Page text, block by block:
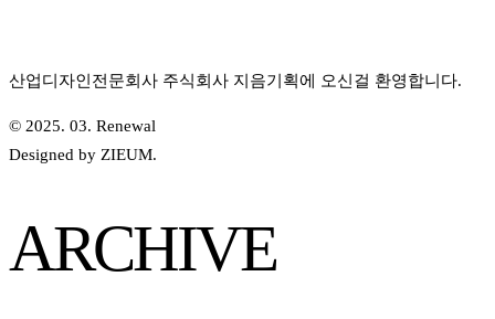
산업디자인전문회사 주식회사 지음기획에 오신걸 환영합니다.
© 2025. 03. Renewal
Designed by ZIEUM.
ARCHIVE